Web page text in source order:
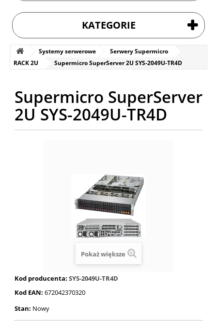
KATEGORIE
Systemy serwerowe
Serwery Supermicro
RACK 2U
Supermicro SuperServer 2U SYS-2049U-TR4D
Supermicro SuperServer
2U SYS-2049U-TR4D
Pokaż większe
Kod producenta: SYS-2049U-TR4D
Kod EAN: 672042370320
Stan: Nowy